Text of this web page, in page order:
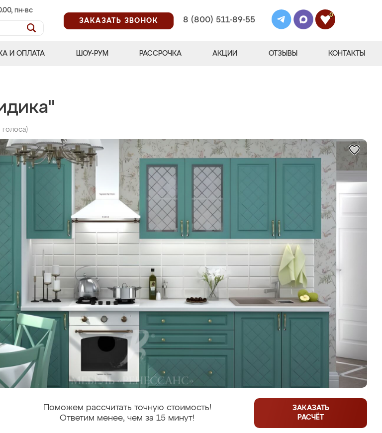
пн-вс
ЗАКАЗАТЬ ЗВОНОК
8 (800) 511-89-55
0
И ОПЛАТА ШОУ-РУМ РАССРОЧКА АКЦИИ ОТЗЫВЫ КОНТАКТЫ
голоса)
Поможем рассчитать точную стоимость!
Ответим менее, чем за 15 минут!
ЗАКАЗАТЬ
РАСЧЁТ